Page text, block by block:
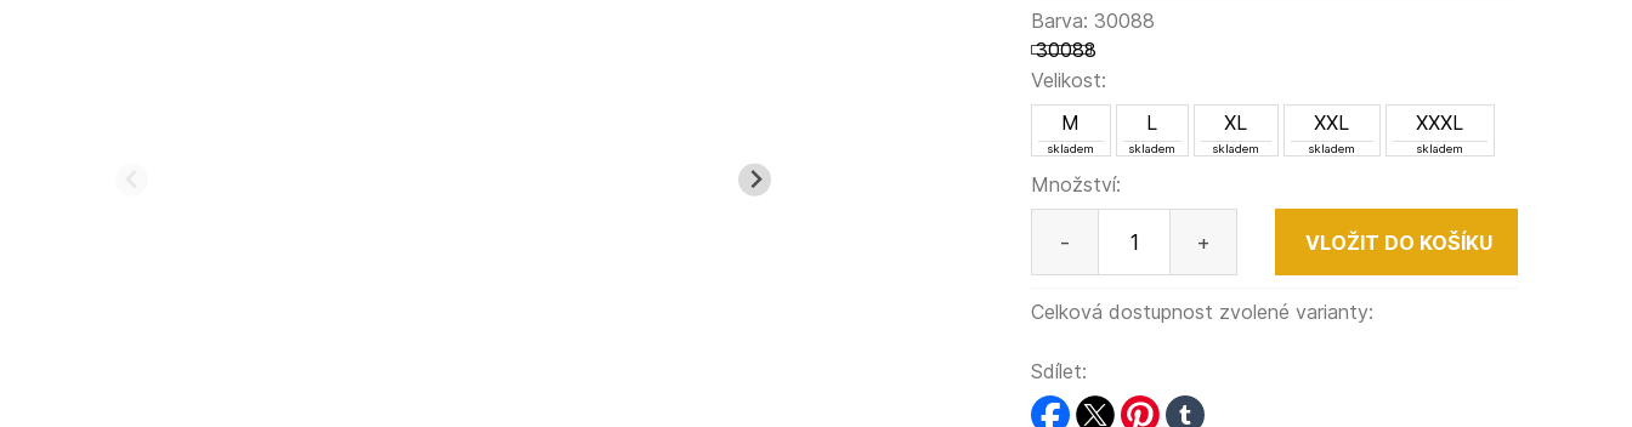
Barva: 30088
30088
Velikost:
M
skladem
L
skladem
XL
skladem
XXL
skladem
XXXL
skladem
Množství:
- +
Celková dostupnost zvolené varianty:
Sdílet:
facebook
twitterpinterest
tumblr